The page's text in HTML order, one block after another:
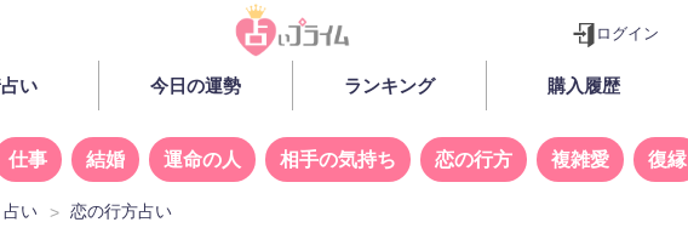
ログイン
い 今日の運勢 ランキング 購入履歴
仕事 結婚 運命の人 相手の気持ち 恋の行方 複雑愛 復縁
占い 恋の行方占い